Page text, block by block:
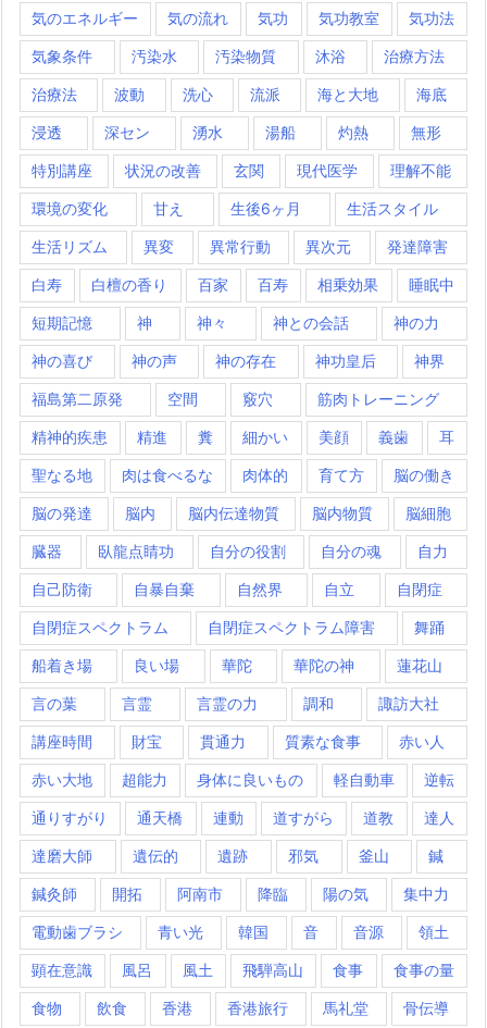
気のエネルギー 気の流れ 気功 気功教室 気功法
気象条件 汚染水 汚染物質 沐浴 治療方法
治療法 波動 洗心 流派 海と大地 海底
浸透 深セン 湧水 湯船 灼熱 無形
特別講座 状況の改善 玄関 現代医学 理解不能
環境の変化 甘え 生後6ヶ月 生活スタイル
生活リズム 異変 異常行動 異次元 発達障害
白寿 白檀の香り 百家 百寿 相乗効果 睡眠中
短期記憶 神 神々 神との会話 神の力
神の喜び 神の声 神の存在 神功皇后 神界
福島第二原発 空間 竅穴 筋肉トレーニング
精神的疾患 精進 糞 細かい 美顔 義歯 耳
聖なる地 肉は食べるな 肉体的 育て方 脳の働き
脳の発達 脳内 脳内伝達物質 脳内物質 脳細胞
臓器 臥龍点睛功 自分の役割 自分の魂 自力
自己防衛 自暴自棄 自然界 自立 自閉症
自閉症スペクトラム 自閉症スペクトラム障害 舞踊
船着き場 良い場 華陀 華陀の神 蓮花山
言の葉 言霊 言霊の力 調和 諏訪大社
講座時間 財宝 貫通力 質素な食事 赤い人
赤い大地 超能力 身体に良いもの 軽自動車 逆転
通りすがり 通天橋 連動 道すがら 道教 達人
達磨大師 遺伝的 遺跡 邪気 釜山 鍼
鍼灸師 開拓 阿南市 降臨 陽の気 集中力
電動歯ブラシ 青い光 韓国 音 音源 領土
顕在意識 風呂 風土 飛騨高山 食事 食事の量
食物 飲食 香港 香港旅行 馬礼堂 骨伝導